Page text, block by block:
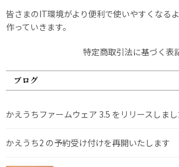
皆さまのIT環境がより便利で使いやすくなる
作っていきます。
特定商取引法に基づく表
ブログ
かえうちファームウェア 3.5 をリリースしま
かえうち2 の予約受け付けを再開いたします